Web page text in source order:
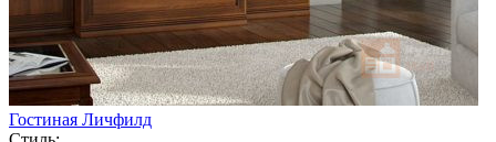
Гостиная Личфилд